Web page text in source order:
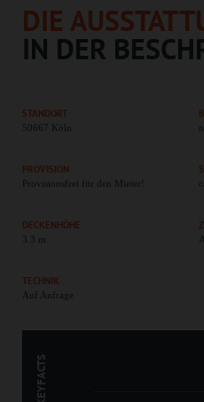
DIE
IN DER
STANDORT
50667 Köln
PROVISION
Provisionsfrei für den Mieter!
DECKENHÖHE
3.3 m
TECHNIK
Auf Anfrage
KEYFACTS